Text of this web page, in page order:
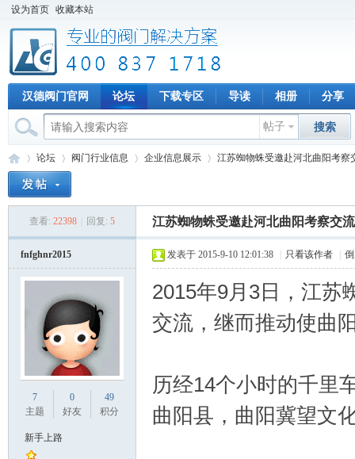
设为首页 收藏本站
汉德阀门官网 论坛 下载专区 导读 相册 分享
帖子 搜索
论坛
›
阀门行业信息 企业信息展示
›
江苏蜘物蛛受邀赴河北曲阳考察
查看: 22398 回复: 5 江苏蜘物蛛受邀赴河北曲阳考察交
fnfghnr2015
7
主题
0
好友
49
积分
新手上路
发表于 2015-9-10 12:01:38 只看该作者
2015年9月3日，江苏
交流，继而推动使曲
历经14个小时的千里
曲阳县，曲阳冀望文